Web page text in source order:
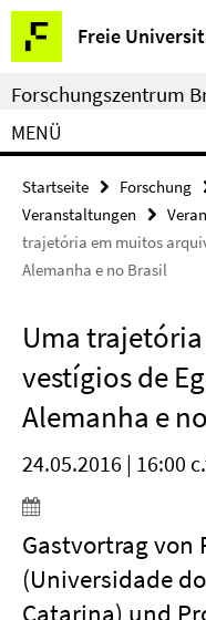
Springe
direkt
zu
Inhalt
Freie
Service-
Navigation
Forschungszentrum
MENÜ
Startseite Forschung
Veranstaltungen
trajetória em muitos
Alemanha e no Brasil
Uma
vestígios de
Alemanha e
24.05.2016 | 16:00
Gastvortrag von
(Universidade
Catarina) und